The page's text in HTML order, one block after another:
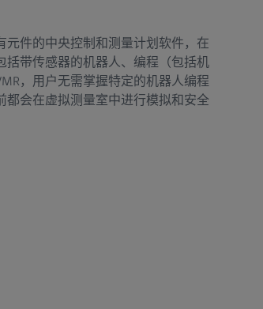
元件的中央控制和测量计划软件，在
括带传感器的机器人、编程（包括机
，用户无需掌握特定的机器人编程
会在虚拟测量室中进行模拟和安全